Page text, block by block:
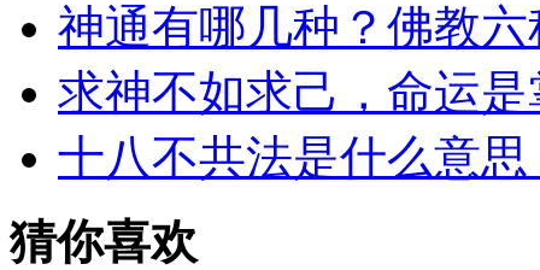
神通有哪几种？佛教
求神不如求己，命运
十八不共法是什么意
猜你喜欢